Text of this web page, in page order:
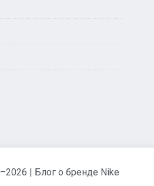
| Блог о бренде Nike